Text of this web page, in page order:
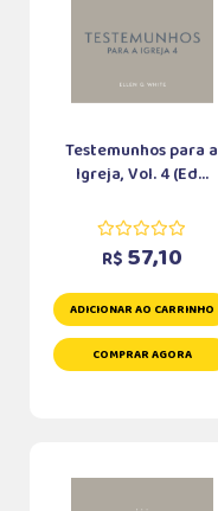
Testemunhos para a
Igreja, Vol. 4 (Ed...
R$ 57,10
ADICIONAR AO CARRINHO
COMPRAR AGORA